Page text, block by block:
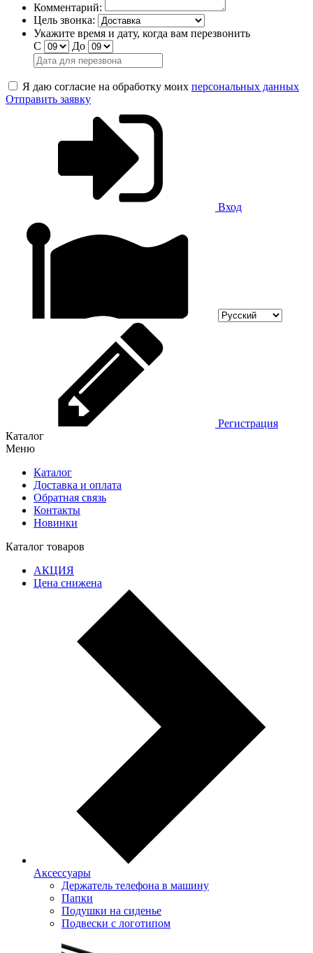
Комментарий:
Цель звонка:
Укажите время и дату, когда вам перезвонить
С
До
Я даю согласие на обработку моих персональных данных
Отправить заявку
Вход
Регистрация
Каталог
Меню
Каталог
Доставка и оплата
Обратная связь
Контакты
Новинки
Каталог товаров
АКЦИЯ
Цена снижена
Аксессуары
Держатель телефона в машину
Папки
Подушки на сиденье
Подвески с логотипом